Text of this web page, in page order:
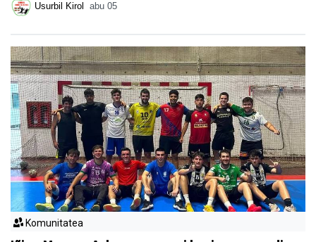
Usurbil Kirol abu 05
Komunitatea